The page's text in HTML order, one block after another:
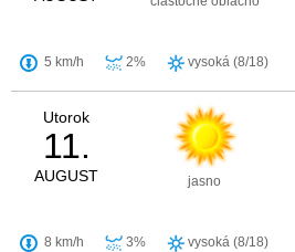
5 km/h 2% vysoká (8/18)
Utorok
11.
AUGUST jasno
8 km/h 3% vysoká (8/18)